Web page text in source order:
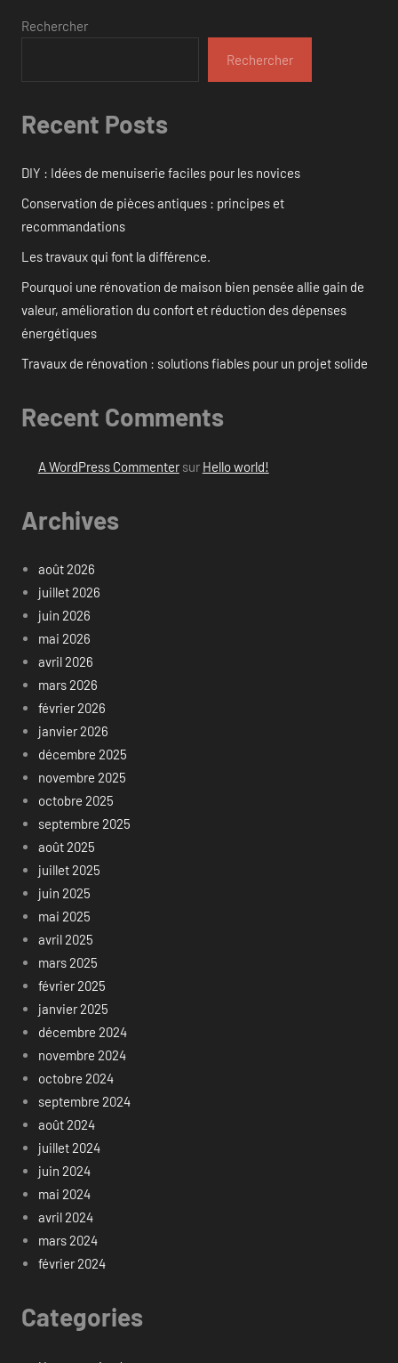
Rechercher
Rechercher
Recent Posts
DIY : Idées de menuiserie faciles pour les novices
Conservation de pièces antiques : principes et
recommandations
Les travaux qui font la différence.
Pourquoi une rénovation de maison bien pensée allie gain de
valeur, amélioration du confort et réduction des dépenses
énergétiques
Travaux de rénovation : solutions fiables pour un projet solide
Recent Comments
A WordPress Commentersur Hello world!
Archives
août 2026
juillet 2026
juin 2026
mai 2026
avril 2026
mars 2026
février 2026
janvier 2026
décembre 2025
novembre 2025
octobre 2025
septembre 2025
août 2025
juillet 2025
juin 2025
mai 2025
avril 2025
mars 2025
février 2025
janvier 2025
décembre 2024
novembre 2024
octobre 2024
septembre 2024
août 2024
juillet 2024
juin 2024
mai 2024
avril 2024
mars 2024
février 2024
Categories